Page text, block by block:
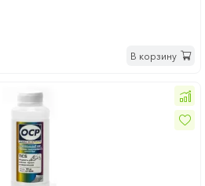
В корзину